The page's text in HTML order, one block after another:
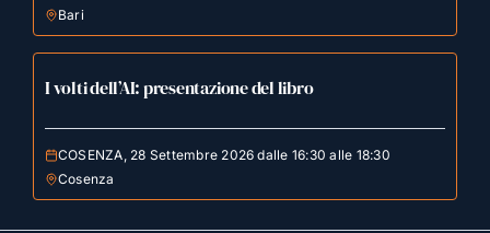
Bari
I volti dell’AI: presentazione del libro
COSENZA, 28 Settembre 2026 dalle 16:30 alle 18:30
Cosenza